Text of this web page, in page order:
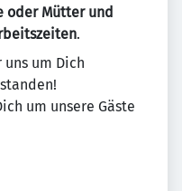
oder Mütter und
.
um Dich
um unsere Gäste